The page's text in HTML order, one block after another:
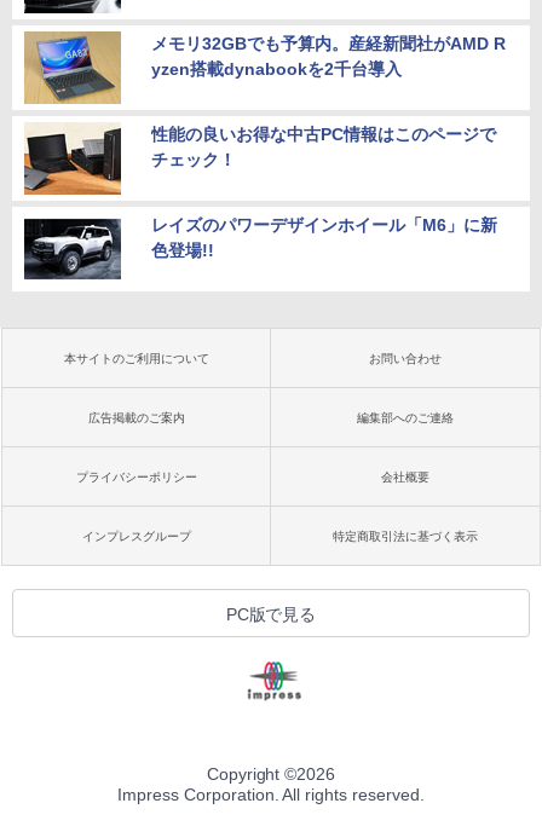
メモリ32GBでも予算内。産経新聞社がAMD R
yzen搭載dynabookを2千台導入
性能の良いお得な中古PC情報はこのページで
チェック！
レイズのパワーデザインホイール「M6」に新
色登場!!
本サイトのご利用について お問い合わせ
広告掲載のご案内 編集部へのご連絡
プライバシーポリシー 会社概要
インプレスグループ 特定商取引法に基づく表示
PC版で見る
Copyright ©2026
Impress Corporation. All rights reserved.